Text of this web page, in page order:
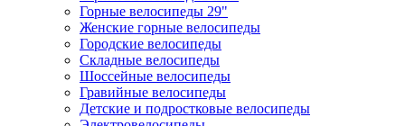
Горные велосипеды 29"
Женские горные велосипеды
Городские велосипеды
Складные велосипеды
Шоссейные велосипеды
Гравийные велосипеды
Детские и подростковые велосипеды